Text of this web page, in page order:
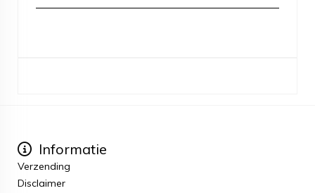
Informatie
Verzending
Disclaimer